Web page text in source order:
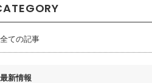
全ての記事
最新情報